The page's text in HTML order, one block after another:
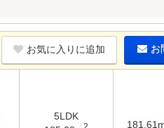
お気に入りに追加 お
5LDK